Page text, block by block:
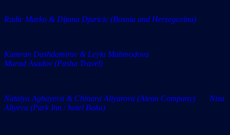
Radic Marko & Dijana Djuricic (Bosnia and Herzegovina)
Kamran Dashdamirov & Leyla Mahmodova
Murad Asadov (Pasha Travel)
Natalya Aghayeva & Chinara Aliyarova (Alean Company) Nisa
Aliyeva (Park Inn / hotel Baku)